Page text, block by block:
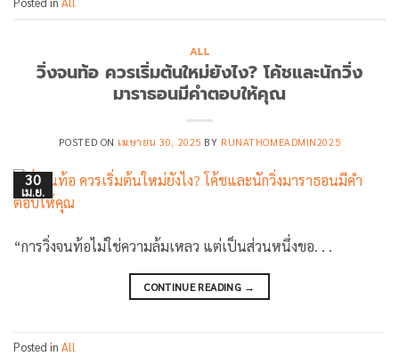
ALL
วิ่งจนท้อ ควรเริ่มต้นใหม่ยังไง? โค้ชและนักวิ่ง
มาราธอนมีคำตอบให้คุณ
POSTED ON เมษายน 30, 2025 BY RUNATHOMEADMIN2025
30
เม.ย.
“การวิ่งจนท้อไม่ใช่ความล้มเหลว แต่เป็นส่วนหนึ่งขอ. . .
CONTINUE READING →
Posted in All